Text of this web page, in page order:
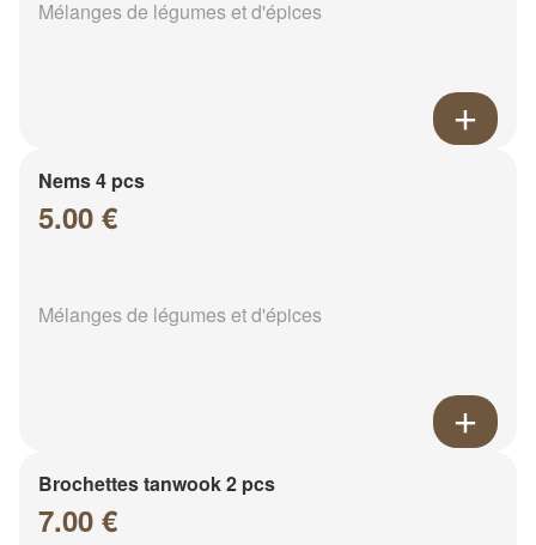
Mélanges de légumes et d'épices
Nems 4 pcs
5.00 €
Mélanges de légumes et d'épices
Brochettes tanwook 2 pcs
7.00 €